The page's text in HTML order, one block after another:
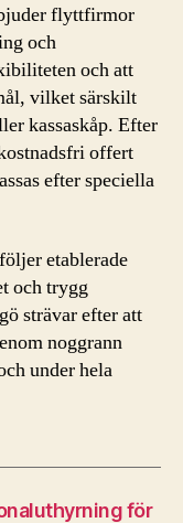
flyttfirmor
och
och att
vilket särskilt
kassaskåp. Efter
offert
efter speciella
etablerade
och trygg
strävar efter att
noggrann
under hela
för